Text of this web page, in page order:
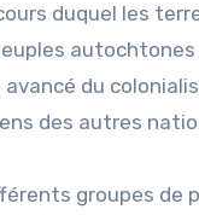
duquel les
autochtones
du
des autres
groupes de